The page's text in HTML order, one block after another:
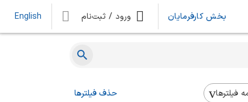
بخش کارفرمایان ورود / ثبت‌نام English
فیلتر‌ها حذف فیلترها استفاده کنید.